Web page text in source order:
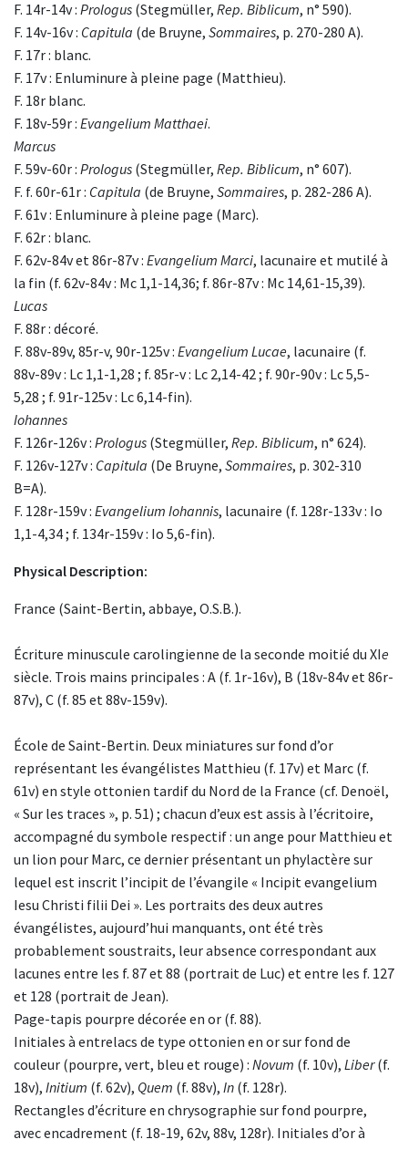
F. 14r-14v : Prologus (Stegmüller, Rep. Biblicum, n° 590).
F. 14v-16v : Capitula (de Bruyne, Sommaires, p. 270-280 A).
F. 17r : blanc.
F. 17v : Enluminure à pleine page (Matthieu).
F. 18r blanc.
F. 18v-59r : Evangelium Matthaei.
Marcus
F. 59v-60r : Prologus (Stegmüller, Rep. Biblicum, n° 607).
F. f. 60r-61r : Capitula (de Bruyne, Sommaires, p. 282-286 A).
F. 61v : Enluminure à pleine page (Marc).
F. 62r : blanc.
F. 62v-84v et 86r-87v : Evangelium Marci, lacunaire et mutilé à
la fin (f. 62v-84v : Mc 1,1-14,36; f. 86r-87v : Mc 14,61-15,39).
Lucas
F. 88r : décoré.
F. 88v-89v, 85r-v, 90r-125v : Evangelium Lucae, lacunaire (f.
88v-89v : Lc 1,1-1,28 ; f. 85r-v : Lc 2,14-42 ; f. 90r-90v : Lc 5,5-
5,28 ; f. 91r-125v : Lc 6,14-fin).
Iohannes
F. 126r-126v : Prologus (Stegmüller, Rep. Biblicum, n° 624).
F. 126v-127v : Capitula (De Bruyne, Sommaires, p. 302-310
B=A).
F. 128r-159v : Evangelium Iohannis, lacunaire (f. 128r-133v : Io
1,1-4,34 ; f. 134r-159v : Io 5,6-fin).
Physical Description:
France (Saint-Bertin, abbaye, O.S.B.).
Écriture minuscule carolingienne de la seconde moitié du XIe
siècle. Trois mains principales : A (f. 1r-16v), B (18v-84v et 86r-
87v), C (f. 85 et 88v-159v).
École de Saint-Bertin. Deux miniatures sur fond d’or
représentant les évangélistes Matthieu (f. 17v) et Marc (f.
61v) en style ottonien tardif du Nord de la France (cf. Denoël,
« Sur les traces », p. 51) ; chacun d’eux est assis à l’écritoire,
accompagné du symbole respectif : un ange pour Matthieu et
un lion pour Marc, ce dernier présentant un phylactère sur
lequel est inscrit l’incipit de l’évangile « Incipit evangelium
Iesu Christi filii Dei ». Les portraits des deux autres
évangélistes, aujourd’hui manquants, ont été très
probablement soustraits, leur absence correspondant aux
lacunes entre les f. 87 et 88 (portrait de Luc) et entre les f. 127
et 128 (portrait de Jean).
Page-tapis pourpre décorée en or (f. 88).
Initiales à entrelacs de type ottonien en or sur fond de
couleur (pourpre, vert, bleu et rouge) : Novum (f. 10v), Liber(f.
18v), Initium (f. 62v), Quem (f. 88v), In (f. 128r).
Rectangles d’écriture en chrysographie sur fond pourpre,
avec encadrement (f. 18-19, 62v, 88v, 128r). Initiales d’or à